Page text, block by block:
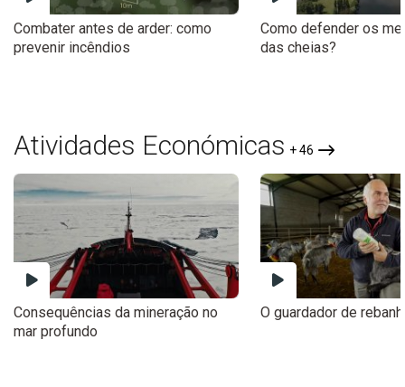
Combater antes de arder: como
prevenir incêndios
Como defender os
das cheias?
Atividades Económicas + 46
Consequências da mineração no
mar profundo
O guardador de